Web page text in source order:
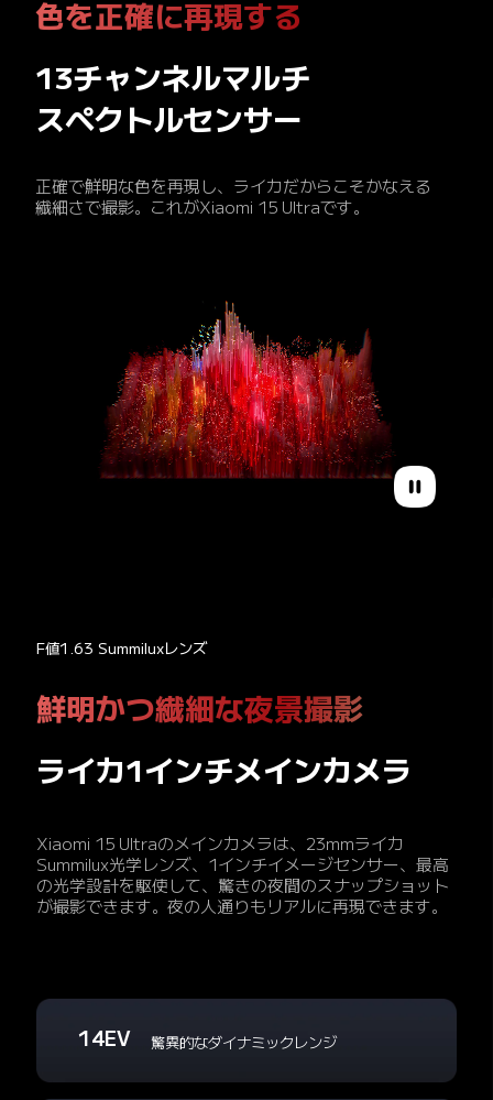
色を正確に再現する
13チャンネルマルチ
スペクトルセンサー
正確で鮮明な色を再現し、ライカだからこそかなえる
繊細さで撮影。これがXiaomi 15 Ultraです。
F値1.63 Summiluxレンズ
鮮明かつ繊細な夜景撮影
ライカ1インチメインカメラ
Xiaomi 15 Ultraのメインカメラは、23mmライカ
Summilux光学レンズ、1インチイメージセンサー、最高
の光学設計を駆使して、驚きの夜間のスナップショット
が撮影できます。夜の人通りもリアルに再現できます。
14EV 驚異的なダイナミックレンジ